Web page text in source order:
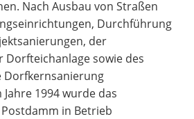
Nach Ausbau von Straßen
Durchführung
der
Dorfteichanlage sowie des
Dorfkernsanierung
1994 wurde das
in Betrieb